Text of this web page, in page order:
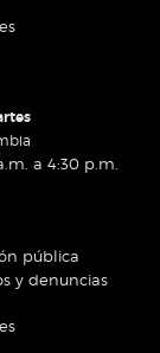
a 4:30 p.m.
pública
y denuncias